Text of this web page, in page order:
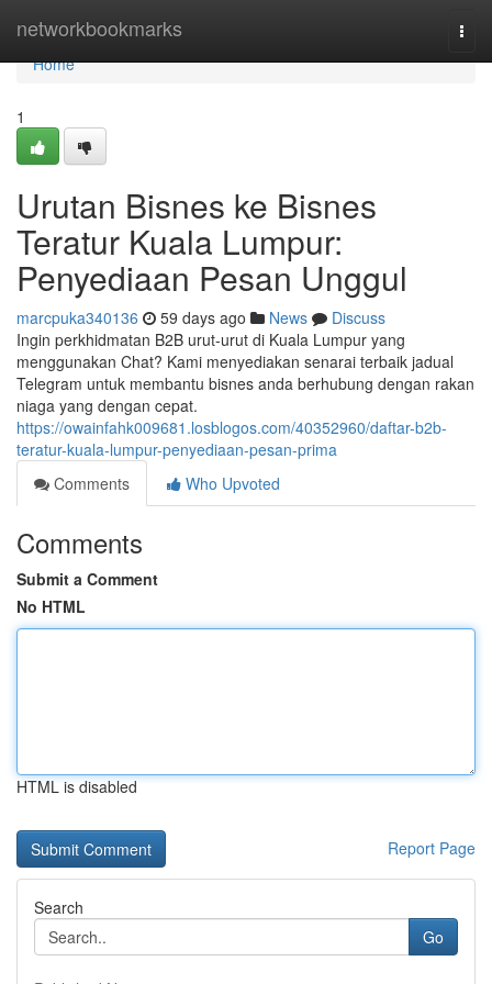
networkbookmarks
Home
Home
1
Urutan Bisnes ke Bisnes
Teratur Kuala Lumpur:
Penyediaan Pesan Unggul
marcpuka340136 59 days ago News
Discuss
Ingin perkhidmatan B2B urut-urut di Kuala Lumpur yang
menggunakan Chat? Kami menyediakan senarai terbaik jadual
Telegram untuk membantu bisnes anda berhubung dengan rakan
niaga yang dengan cepat.
https://owainfahk009681.losblogos.com/40352960/daftar-b2b-
teratur-kuala-lumpur-penyediaan-pesan-prima
Comments
Who Upvoted
Comments
Submit a Comment
No HTML
HTML is disabled
Report Page
Search
Go